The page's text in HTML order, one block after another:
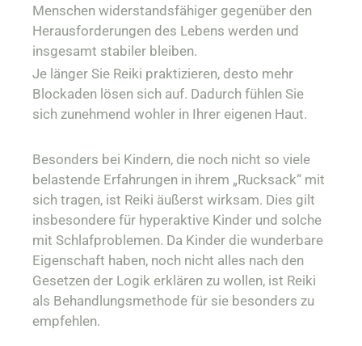
Menschen widerstandsfähiger gegenüber den
Herausforderungen des Lebens werden und
insgesamt stabiler bleiben.
Je länger Sie Reiki praktizieren, desto mehr
Blockaden lösen sich auf. Dadurch fühlen Sie
sich zunehmend wohler in Ihrer eigenen Haut.
Besonders bei Kindern, die noch nicht so viele
belastende Erfahrungen in ihrem „Rucksack“ mit
sich tragen, ist Reiki äußerst wirksam. Dies gilt
insbesondere für hyperaktive Kinder und solche
mit Schlafproblemen. Da Kinder die wunderbare
Eigenschaft haben, noch nicht alles nach den
Gesetzen der Logik erklären zu wollen, ist Reiki
als Behandlungsmethode für sie besonders zu
empfehlen.